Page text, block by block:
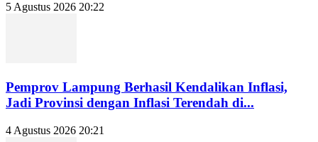
5 Agustus 2026 20:22
Pemprov Lampung Berhasil Kendalikan Inflasi,
Jadi Provinsi dengan Inflasi Terendah di...
4 Agustus 2026 20:21